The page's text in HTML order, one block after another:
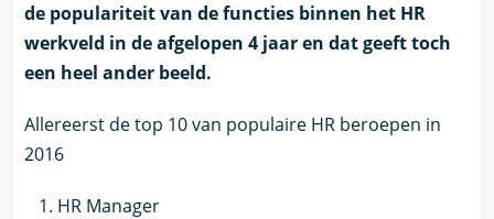
de populariteit van de functies binnen het HR
werkveld in de afgelopen 4 jaar en dat geeft toch
een heel ander beeld.
Allereerst de top 10 van populaire HR beroepen in
2016
HR Manager